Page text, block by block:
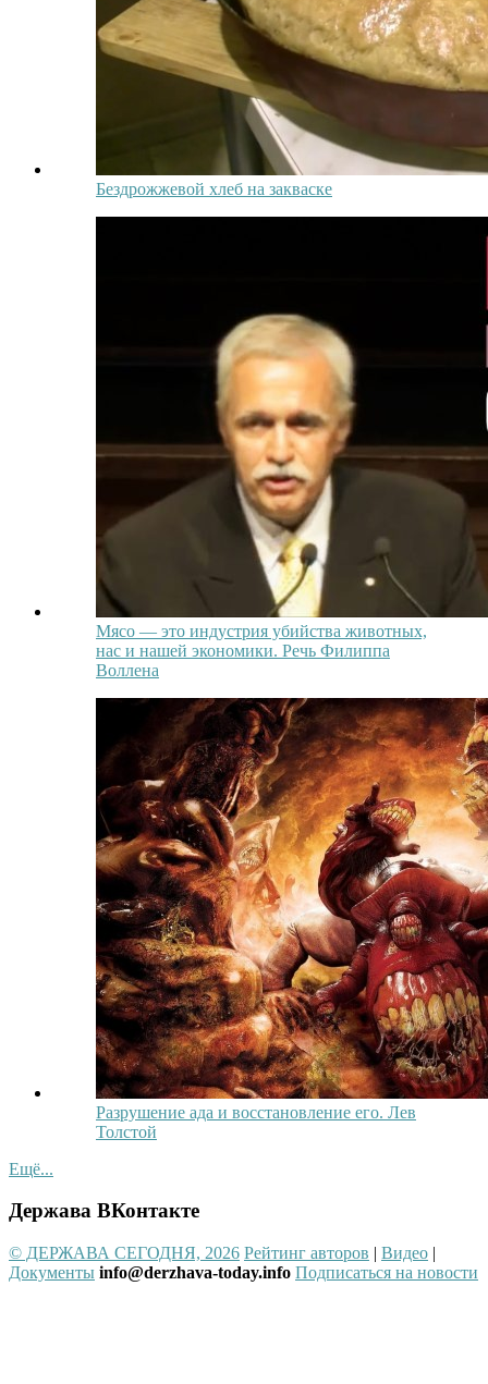
Бездрожжевой хлеб на закваске
Мясо — это индустрия убийства животных,
нас и нашей экономики. Речь Филиппа
Воллена
Разрушение ада и восстановление его. Лев
Толстой
Ещё...
Держава ВКонтакте
© ДЕРЖАВА СЕГОДНЯ, 2026 Рейтинг авторов | Видео |
Документы info@derzhava-today.info Подписаться на новости